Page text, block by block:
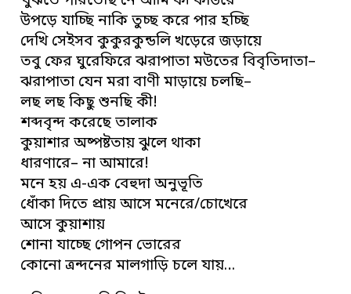
উপড়ে যাচ্ছি নাকি তুচ্ছ করে পার হচ্ছি
দেখি সেইসব কুকুরকুন্ডলি খড়েরে জড়ায়ে
তবু ফের ঘুরেফিরে ঝরাপাতা মউতের বিবৃতিদাতা–
ঝরাপাতা যেন মরা বাণী মাড়ায়ে চলছি–
লছ লছ কিছু শুনছি কী!
শব্দবৃন্দ করেছে তালাক
কুয়াশার অষ্পষ্টতায় ঝুলে থাকা
ধারণারে– না আমারে!
মনে হয় এ-এক বেহুদা অনুভূতি
ধোঁকা দিতে প্রায় আসে মনেরে/চোখেরে
আসে কুয়াশায়
শোনা যাচ্ছে গোপন ভোরের
কোনো ত্রন্দনের মালগাড়ি চলে যায়…